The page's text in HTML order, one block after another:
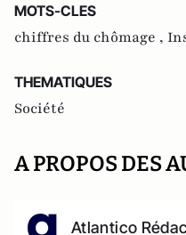
MOTS-CLES
chiffres du chômage ,
THEMATIQUES
Société
A PROPOS DES
Atlantico